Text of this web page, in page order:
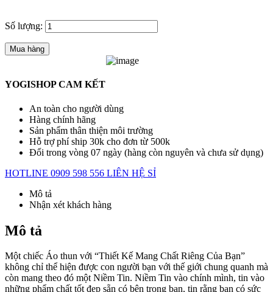
Số lượng:
Mua hàng
YOGISHOP CAM KẾT
An toàn cho người dùng
Hàng chính hãng
Sản phẩm thân thiện môi trường
Hỗ trợ phí ship 30k cho đơn từ 500k
Đổi trong vòng 07 ngày (hàng còn nguyên và chưa sử dụng)
HOTLINE 0909 598 556 LIÊN HỆ SỈ
Mô tả
Nhận xét khách hàng
Mô tả
Một chiếc Áo thun với “Thiết Kế Mang Chất Riêng Của Bạn”
không chỉ thể hiện được con người bạn với thế giới chung quanh mà
còn mang theo đó một Niềm Tin. Niềm Tin vào chính mình, tin vào
những phẩm chất tốt đẹp sẵn có bên trong bạn, tin rằng bạn có sức